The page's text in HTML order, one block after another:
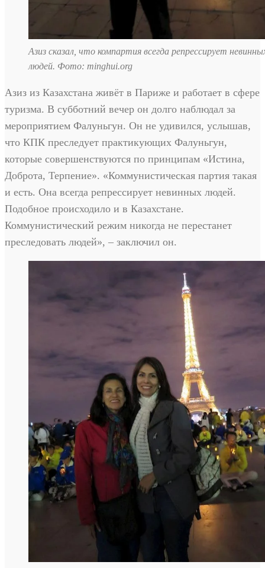
Азиз сказал, что компартия всегда репрессирует
людей. Фото: minghui.org
Азиз из Казахстана живёт в Париже и работает в сфере
туризма. В субботний вечер он долго наблюдал за
мероприятием Фалуньгун. Он не удивился, услышав,
что КПК преследует практикующих Фалуньгун,
которые совершенствуются по принципам «Истина,
Доброта, Терпение». «Коммунистическая партия такая
и есть. Она всегда репрессирует невинных людей.
Подобное происходило и в Казахстане.
Коммунистический режим никогда не перестанет
преследовать людей», – заключил он.